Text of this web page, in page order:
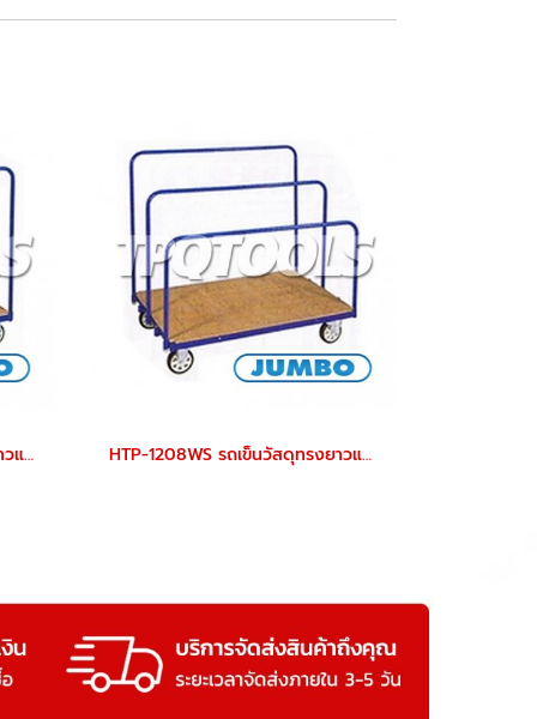
HTP-1208WH รถเข็นวัสดุทรงยาวและเป็นแผ่น แบบใช้ขนวัสดุแผ่น ราวกั้นปรับได้ พื้นไม้ ราวกั้นสูง 1000 มม. JUMBO HTP-1208WS รถเข็นวัสดุทรงยาวและเป็นแผ่น แบบใช้ขนวัสดุแผ่น ราวกั้นปรับได้ พื้นไม้ ราวกั้นสูง 600-800-1000 มม. JUMBO